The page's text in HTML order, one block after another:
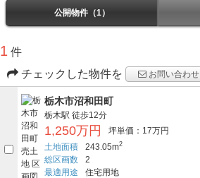
公開物件（1）
1 件
チェックした物件を
お問い合わせ
栃木市沼和田町
栃木駅 徒歩12分
1,250万円
坪単価：17万円
土地面積
243.05m2
総区画数
2
最適用途
住宅用地